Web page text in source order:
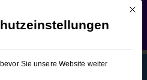
Verwerfen
(Figuren-
Mit
Sie unsere Website weiter